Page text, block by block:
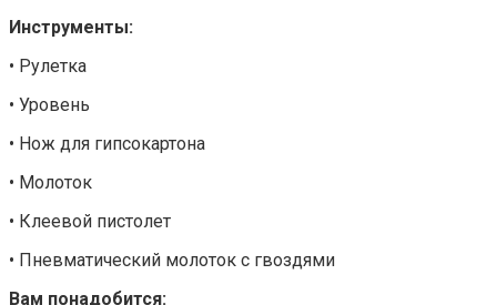
Инструменты:
• Рулетка
• Уровень
• Нож для гипсокартона
• Молоток
• Клеевой пистолет
• Пневматический молоток с гвоздями
Вам понадобится: